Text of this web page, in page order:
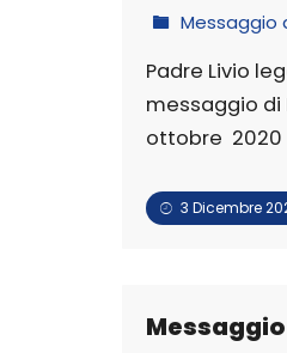
Messaggio
Padre Livio
messaggio di
ottobre 2020
3 Dicembre